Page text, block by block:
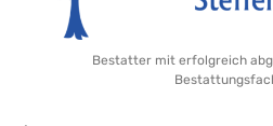
Bestatter mit erfolgreich